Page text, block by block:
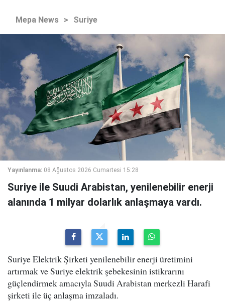
Mepa News > Suriye
Yayınlanma: 08 Ağustos 2026 Cumartesi 15:28
Suriye ile Suudi Arabistan, yenilenebilir enerji
alanında 1 milyar dolarlık anlaşmaya vardı.
Suriye Elektrik Şirketi yenilenebilir enerji üretimini
artırmak ve Suriye elektrik şebekesinin istikrarını
güçlendirmek amacıyla Suudi Arabistan merkezli Harafi
şirketi ile üç anlaşma imzaladı.